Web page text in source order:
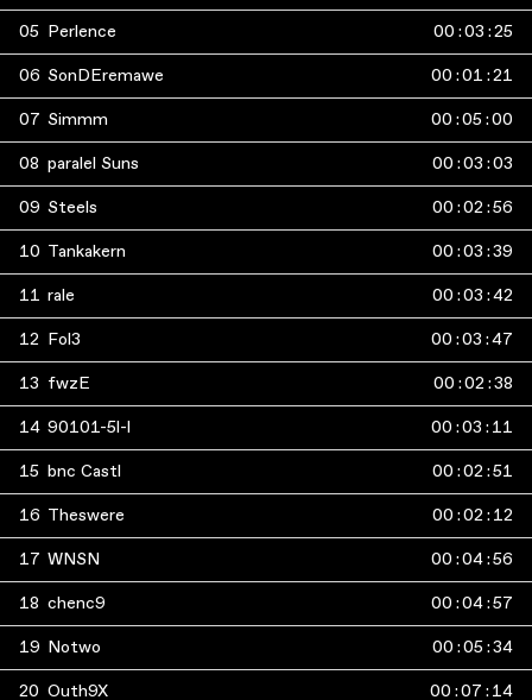
05 Perlence 00 :03 :25
06 SonDEremawe 00 :01 :21
07 Simmm 00 :05 :00
08 paralel Suns 00 :03 :03
09 Steels 00 :02 :56
10 Tankakern 00 :03 :39
11 rale 00 :03 :42
12 Fol3 00 :03 :47
13 fwzE 00 :02 :38
14 90101-5l-l 00 :03 : 11
15 bnc Castl 00 :02 :51
16 Theswere 00 :02 : 12
17 WNSN 00 :04:56
18 chenc9 00 :04:57
19 Notwo 00 :05 :34
20 Outh9X 00 :07 : 14